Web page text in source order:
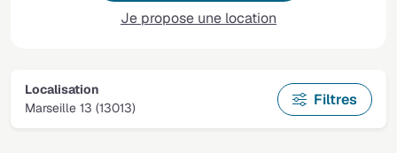
Je propose une location
Localisation
Marseille 13 (13013)
Filtres